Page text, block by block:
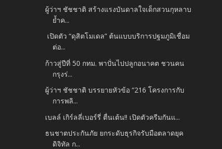
ผู้ว่าฯ ชัชชาติ สร้างแรงบันดาลใจเด็กสวนกุหลาบ
ย้ำค...
เปิดตัว “ดุสิตโมเดล” ต้นแบบบริการปฐมภูมิเชื่อม
ต่อ...
ก้าวสู่ปีที่ 50 กทม. พาปั่นไปปลูกอนาคต ชวนคน
กรุงร่...
ผู้ว่าฯ ชัชชาติ บรรยายหัวข้อ “216 โครงการกับ
การพลิ...
เบลล์ เกิร์ลลี่เบอร์รี่ ตื่นเต้น!! เปิดตัวครีมกันแ...
ธนชาตประกันภัย ยกระดับธุรกิจรับมือตลาดยุค
ดิจิทัล ก...